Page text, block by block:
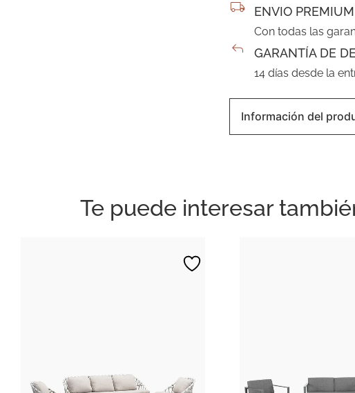
ENVIO
Con todas las
GARANTÍA DE
14 días desde la
Información del
Te puede interesar